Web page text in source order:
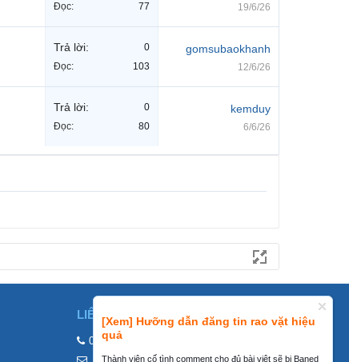
[Xem] Hưỡng dẫn đăng tin rao vặt hiệu
quả
Thành viên cố tình comment cho đủ bài viêt sẽ bị Baned
Đọc:
77 19/6/26
Trả lời:
0
Đọc:
103
gomsubaokhanh
12/6/26
Trả lời:
0
Đọc:
80
kemduy
6/6/26
LIÊN HỆ
0858002468